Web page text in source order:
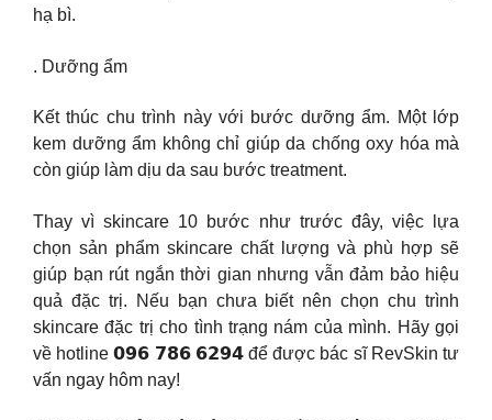
hạ bì.
. Dưỡng ẩm
Kết thúc chu trình này với bước dưỡng ẩm. Một lớp
kem dưỡng ẩm không chỉ giúp da chống oxy hóa mà
còn giúp làm dịu da sau bước treatment.
Thay vì skincare 10 bước như trước đây, việc lựa
chọn sản phẩm skincare chất lượng và phù hợp sẽ
giúp bạn rút ngắn thời gian nhưng vẫn đảm bảo hiệu
quả đặc trị. Nếu bạn chưa biết nên chọn chu trình
skincare đặc trị cho tình trạng nám của mình. Hãy gọi
về hotline 𝟬𝟵𝟲 𝟳𝟴𝟲 𝟲𝟮𝟵𝟰 để được bác sĩ RevSkin tư
vấn ngay hôm nay!